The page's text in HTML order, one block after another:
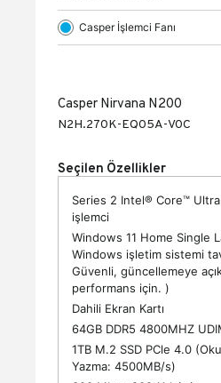
Casper İşlemci Fanı
Casper Nirvana N200
N2H.270K-EQ05A-V0C
Seçilen Özellikler
Series 2 Intel® Core™
işlemci
Windows 11 Home Single
Windows işletim sistemi
Güvenli, güncellemeye
performans için. )
Dahili Ekran Kartı
64GB DDR5 4800MHZ
1TB M.2 SSD PCle 4.0
Yazma: 4500MB/s)